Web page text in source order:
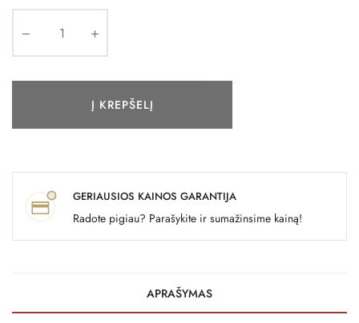
Į KREPŠELĮ
GERIAUSIOS KAINOS GARANTIJA
Radote pigiau? Parašykite ir sumažinsime kainą!
APRAŠYMAS